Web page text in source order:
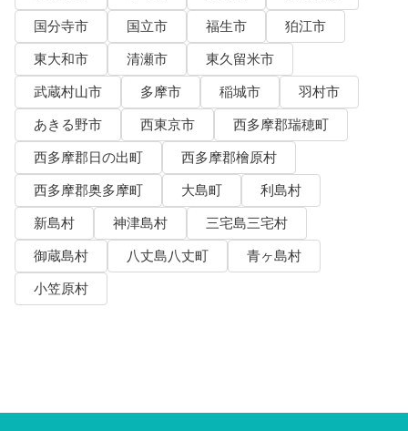
国分寺市
国立市 福生市
狛江市
東大和市
清瀬市
東久留米市
武蔵村山市
多摩市 稲城市
羽村市
あきる野市
西東京市
西多摩郡瑞穂町
西多摩郡日の出町
西多摩郡檜原村
西多摩郡奥多摩町
大島町
利島村
新島村
神津島村
三宅島三宅村
御蔵島村
八丈島八丈町
青ヶ島村
小笠原村